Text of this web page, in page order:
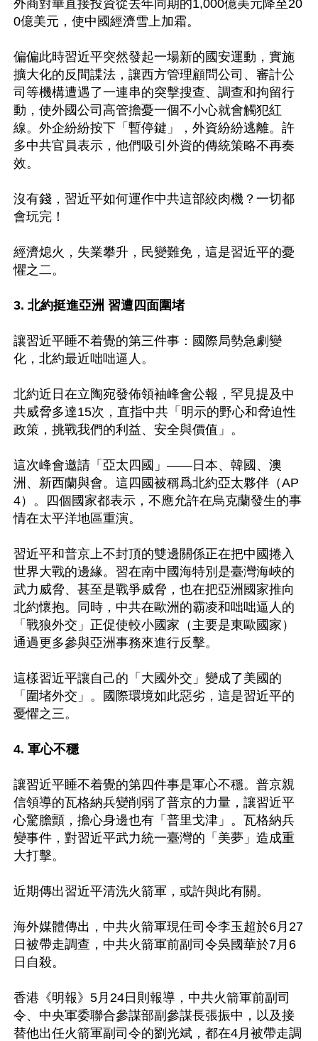
外商對華直接投資從去年同期的1,000億美元降至20
0億美元，使中國經濟雪上加霜。
偏偏此時習近平突然發起一場新的國安運動，實施
擴大化的反間諜法，讓西方管理顧問公司、審計公
司等機構遭遇了一連串的突擊搜查、調查和拘留行
動，使外國公司高管擔憂一個不小心就會觸犯紅
線。外企紛紛按下「暫停鍵」，外資紛紛逃離。許
多中共官員表示，他們吸引外資的傳統策略不再奏
效。
沒有錢，習近平如何運作中共這部絞肉機？一切都
會玩完！
經濟熄火，失業攀升，民變難免，這是習近平的憂
懼之二。
3. 北約挺進亞洲 習遭四面圍堵
讓習近平睡不着覺的第三件事：國際局勢急劇變
化，北約最近咄咄逼人。
北約近日在立陶宛發佈領袖峰會公報，罕見提及中
共威脅多達15次，直指中共「明示的野心和脅迫性
政策，挑戰我們的利益、安全與價值」。
這次峰會邀請「亞太四國」——日本、韓國、澳
洲、新西蘭與會。這四國被稱爲北約亞太夥伴（AP
4）。四個國家都表示，不應允許在烏克蘭發生的事
情在太平洋地區重演。
習近平和普京上不封頂的雙邊關係正在把中國捲入
世界大戰的邊緣。習在南中國海特別是臺灣海峽的
武力威脅、甚至是戰爭威脅，也在把亞洲國家推向
北約懷抱。同時，中共在歐洲的霸凌和咄咄逼人的
「戰狼外交」正促使較小國家（主要是東歐國家）
通過更多參與亞洲事務來進行反擊。
這樣習近平讓自己的「大國外交」變成了美國的
「圍堵外交」。國際環境如此惡劣，這是習近平的
憂懼之三。
4. 軍心不穩
讓習近平睡不着覺的第四件事是軍心不穩。普京親
信領導的瓦格納兵變削弱了普京的力量，讓習近平
心驚膽顫，擔心身邊也有「普里戈津」。瓦格納兵
變事件，對習近平武力統一臺灣的「美夢」造成重
大打擊。
近期傳出習近平清洗火箭軍，或許與此有關。
海外媒體傳出，中共火箭軍現任司令李玉超於6月27
日被帶走調查，中共火箭軍前副司令吳國華於7月6
日自殺。
香港《明報》5月24日則報導，中共火箭軍前副司
令、中央軍委聯合參謀部副參謀長張振中，以及接
替他出任火箭軍副司令的劉光斌，都在4月被帶走調